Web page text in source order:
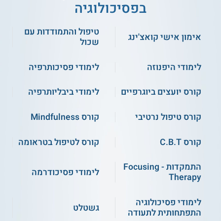
אילו נושאים נלמדים במהלך הקורס?
הורות מודעת.
מנהיגות הומנית.
ההורות כמסע התפתחות.
היחסים בין המדריכים להורים המודרכים.
קהל היעד של התכנית הינו אנשי
חינוך(כגון יועצים, מורים, וגננות),
וכן אנשי טיפול, בעלי תואר ראשון ומעלה.
מה הן דרישות התכנית?
בפסיכולוגיה
אימון אישי קואצ'ינג
טיפול והתמודדות עם
שכול
לימודי היפנוזה
לימודי פסיכותרפיה
קורס יועצים ביוגרפיים
לימודי ביבליותרפיה
קורס טיפול נרטיבי
קורס Mindfulness
קורס C.B.T
קורס לטיפול בטראומה
התמקדות - Focusing
Therapy
לימודי פסיכודרמה
לימודי פסיכולוגיה
התפתחותית לתעודה
גשטלט